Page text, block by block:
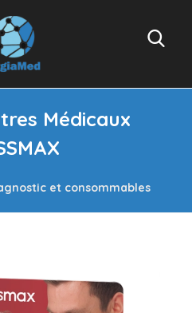
Médicaux
et consommables